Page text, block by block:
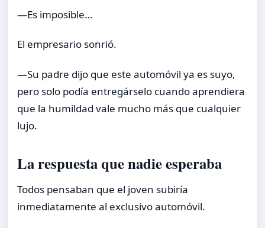
—Es imposible…
El empresario sonrió.
—Su padre dijo que este automóvil ya es suyo,
pero solo podía entregárselo cuando aprendiera
que la humildad vale mucho más que cualquier
lujo.
La respuesta que nadie esperaba
Todos pensaban que el joven subiría
inmediatamente al exclusivo automóvil.